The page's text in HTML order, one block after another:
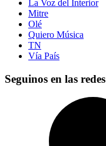
La Voz del Interior
Mitre
Olé
Quiero Música
TN
Vía País
Seguinos en las redes